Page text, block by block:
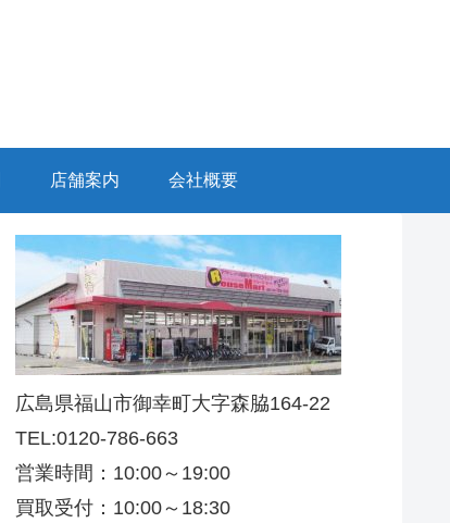
店舗案内 会社概要
広島県福山市御幸町大字森脇164-22
TEL:0120-786-663
営業時間：10:00～19:00
買取受付：10:00～18:30